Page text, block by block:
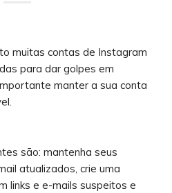
muitas contas de Instagram
para dar golpes em
manter a sua conta
são: mantenha seus
atualizados, crie uma
links e e-mails suspeitos e